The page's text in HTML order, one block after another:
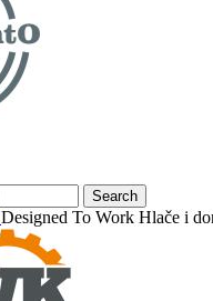
Search
Designed To Work Hlače i